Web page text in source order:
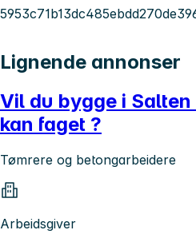
Lignende annonser
Vil du bygge i
kan faget ?
Tømrere og betongarbeidere
Arbeidsgiver